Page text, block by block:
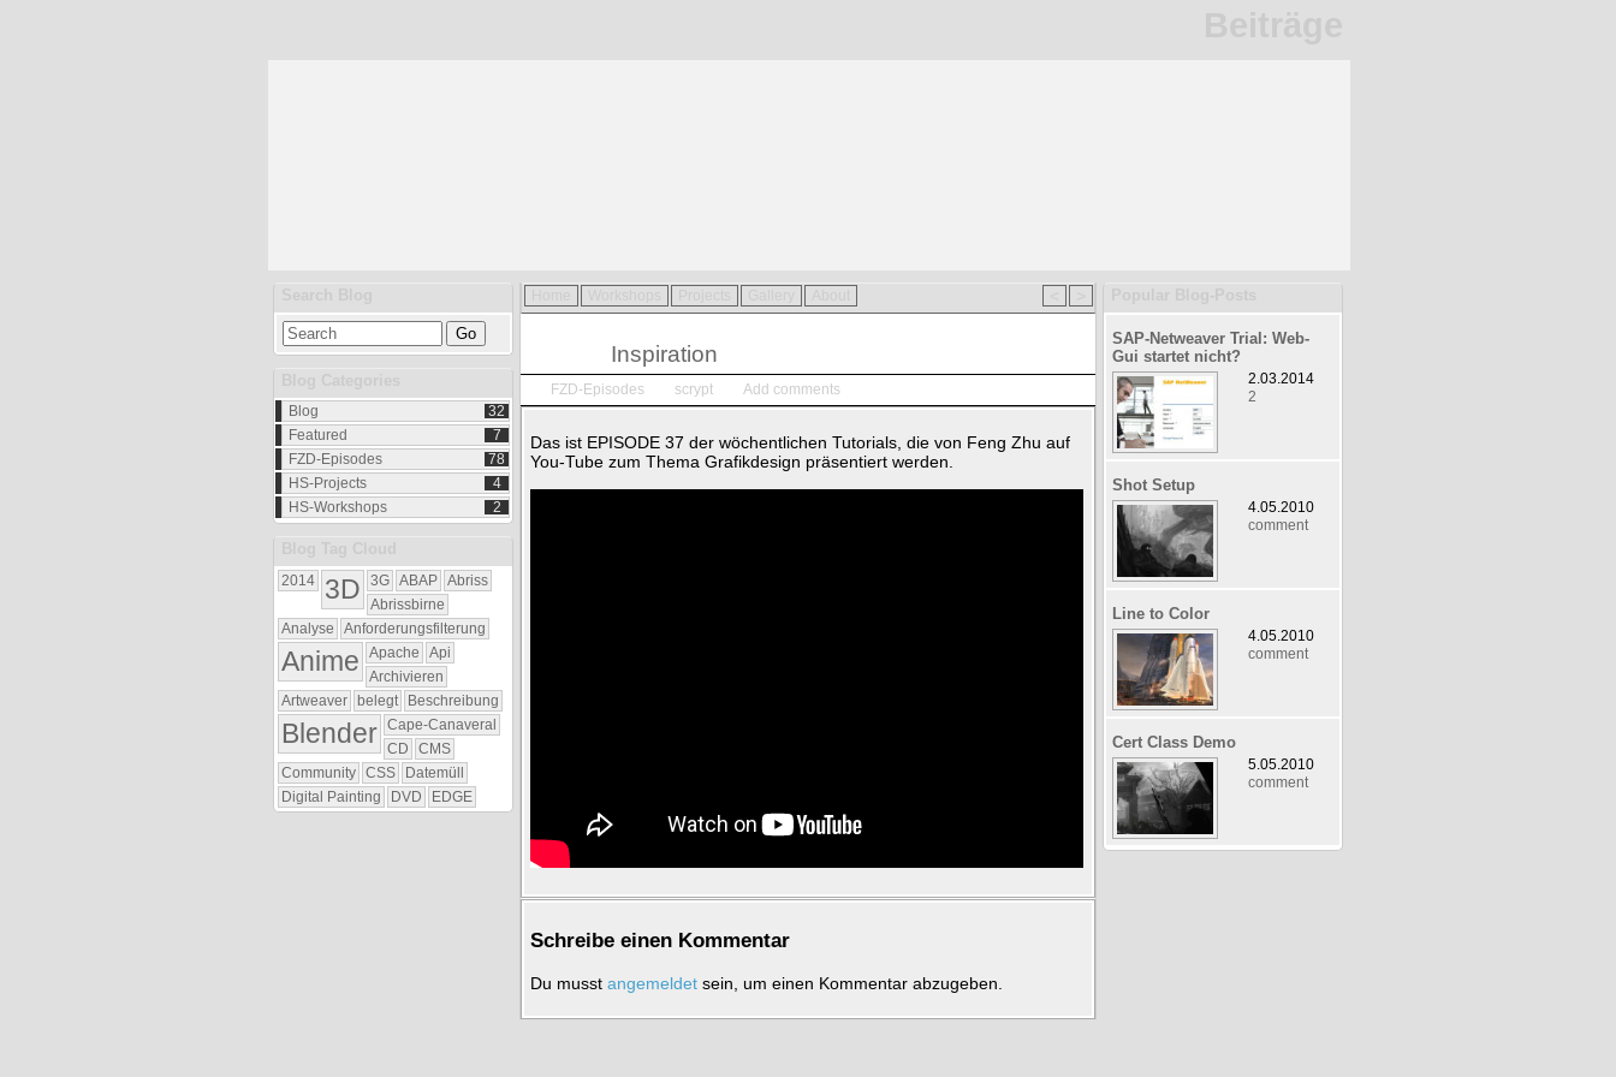
Blog
32
Featured
7
FZD-Episodes
78
HS-Projects
4
HS-Workshops
2
2014 3D 3G ABAP
Abriss
Abrissbirne
Analyse
Anforderungsfilterung
Anime Apache
Api
Archivieren
Artweaver
belegt Beschreibung
Blender
Cape-Canaveral
CD
CMS
Community
CSS
Datemüll
Digital Painting
DVD EDGE
Inspiration
FZD-Episodes scrypt Add comments
Das ist EPI­SO­DE 37 der wö­chent­li­chen Tu­to­ri­als, die von Feng Zhu auf
You-Tu­be zum Thema Gra­fik­de­sign prä­sen­tiert wer­den.
Schrei­be einen Kom­men­tar
Du musst an­ge­mel­det sein, um einen Kom­men­tar ab­zu­ge­ben.
SAP-Netweaver Trial: Web-
Gui startet nicht?
2.03.2014
2
Shot Setup
4.05.2010
comment
Line to Color
4.05.2010
comment
Cert Class Demo
5.05.2010
comment